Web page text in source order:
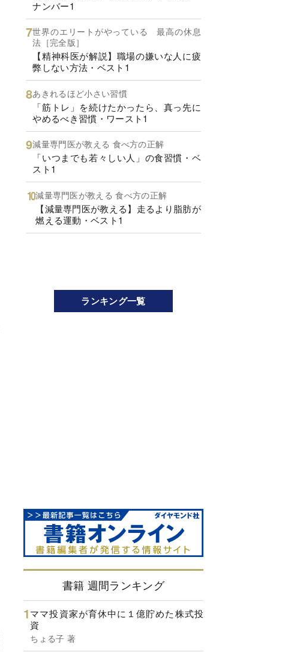
ナンバー1
世界のエリートがやっている 最高の休息
法［完全版］
【精神科医が解説】職場の嫌いな人に疲
弊しない方法・ベスト1
あきれるほど小さい習慣
「筋トレ」を続けたかったら、真っ先に
やめるべき習慣・ワースト1
減量専門医が教える 食べ方の正解
「いつまでも若々しい人」の食習慣・ベ
スト1
減量専門医が教える 食べ方の正解
【減量専門医が教える】走るより脂肪が
燃える運動・ベスト1
ランキング一覧
書籍 週間ランキング
ママ投資家が育休中に１億貯めた株式投
資
ちょる子 著